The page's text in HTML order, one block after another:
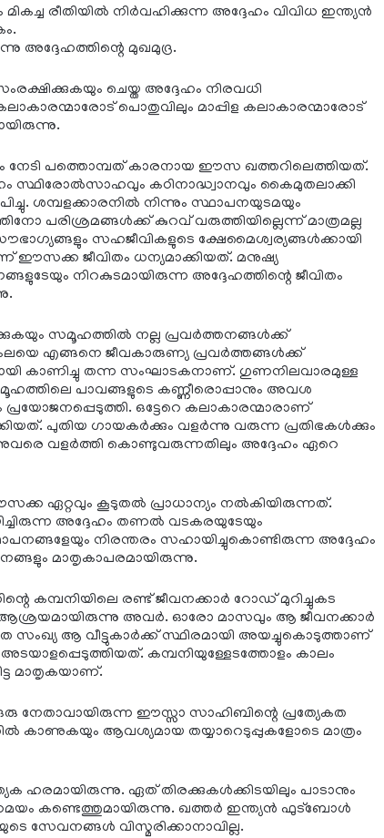
രീതിയില്‍ നിര്‍വഹിക്കുന്ന അദ്ദേഹം വിവിധ ഇന്ത്യന്‍
അദ്ദേഹത്തിന്റെ മുഖമുദ്ര.
ചെയ്ത അദ്ദേഹം നിരവധി
പൊതുവിലും മാപ്പിള കലാകാരന്മാരോട്
നേടി പത്തൊമ്പത് കാരനായ ഈസ ഖത്തറിലെത്തിയത്.
സ്ഥിരോല്‍സാഹവും കഠിനാദ്ധ്വാനവും കൈമുതലാക്കി
ശമ്പളക്കാരനില്‍ നിന്നും സ്ഥാപനയുടമയും
പരിശ്രമങ്ങള്‍ക്ക് കുറവ് വരുത്തിയില്ലെന്ന് മാത്രമല്ല
സഹജീവികളുടെ ക്ഷേമൈശ്വര്യങ്ങള്‍ക്കായി
ഈസക്ക ജീവിതം ധന്യമാക്കിയത്. മനുഷ്യ
നിറകുടമായിരുന്ന അദ്ദേഹത്തിന്റെ ജീവിതം
സമൂഹത്തില്‍ നല്ല പ്രവര്‍ത്തനങ്ങള്‍ക്ക്
എങ്ങനെ ജീവകാരുണ്യ പ്രവര്‍ത്തങ്ങള്‍ക്ക്
കാണിച്ചു തന്ന സംഘാടകനാണ്. ഗുണനിലവാരമുള്ള
പാവങ്ങളുടെ കണ്ണീരൊപ്പാനും അവശ
ഒട്ടേറെ കലാകാരന്മാരാണ്
പുതിയ ഗായകര്‍ക്കും വളര്‍ന്നു വരുന്ന പ്രതിഭകള്‍ക്കും
വളര്‍ത്തി കൊണ്ടുവരുന്നതിലും അദ്ദേഹം ഏറെ
ഏറ്റവും കൂടുതല്‍ പ്രാധാന്യം നല്‍കിയിരുന്നത്.
അദ്ദേഹം തണല്‍ വടകരയുടേയും
നിരന്തരം സഹായിച്ചുകൊണ്ടിരുന്ന അദ്ദേഹം
മാതൃകാപരമായിരുന്നു.
കമ്പനിയിലെ രണ്ട് ജീവനക്കാര്‍ റോഡ് മുറിച്ചുകട
ആശ്രയമായിരുന്നു അവര്‍. ഓരോ മാസവും ആ ജീവനക്കാര്‍
സംഖ്യ ആ വീട്ടുകാര്‍ക്ക് സ്ഥിരമായി അയച്ചുകൊടുത്താണ്
കമ്പനിയുള്ളേടത്തോളം കാലം
മാതൃകയാണ്.
നേതാവായിരുന്ന ഈസ്സാ സാഹിബിന്റെ പ്രത്യേകത
കാണുകയും ആവശ്യമായ തയ്യാറെടുപ്പുകളോടെ മാത്രം
ഹരമായിരുന്നു. ഏത് തിരക്കുകള്‍ക്കിടയിലും പാടാനും
സമയം കണ്ടെത്തുമായിരുന്നു. ഖത്തര്‍ ഇന്ത്യന്‍ ഫുട്‌ബോള്‍
സേവനങ്ങള്‍ വിസ്മരിക്കാനാവില്ല.